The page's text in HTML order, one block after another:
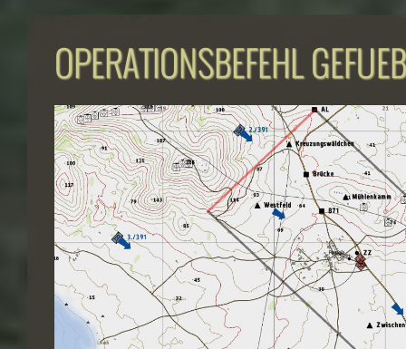
OPERATIONSBEFEHL